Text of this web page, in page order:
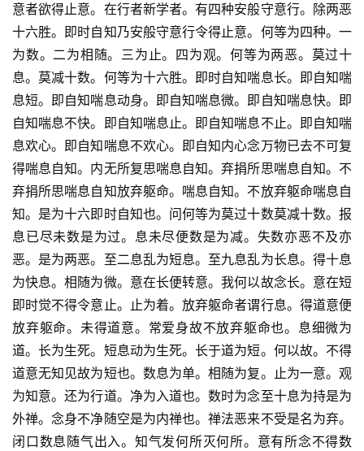
意者欲得止意。在行者新学者。有四种安般守意行。除两恶
十六胜。即时自知乃安般守意行令得止意。何等为四种。一
为数。二为相随。三为止。四为观。何等为两恶。莫过十
息。莫减十数。何等为十六胜。即时自知喘息长。即自知喘
息短。即自知喘息动身。即自知喘息微。即自知喘息快。即
自知喘息不快。即自知喘息止。即自知喘息不止。即自知喘
息欢心。即自知喘息不欢心。即自知内心念万物已去不可复
得喘息自知。内无所复思喘息自知。弃捐所思喘息自知。不
弃捐所思喘息自知放弃躯命。喘息自知。不放弃躯命喘息自
知。是为十六即时自知也。问何等为莫过十数莫减十数。报
息已尽未数是为过。息未尽便数是为减。失数亦恶不及亦
恶。是为两恶。至二息乱为短息。至九息乱为长息。得十息
为快息。相随为微。意在长便转意。我何以故念长。意在短
即时觉不得令意止。止为着。放弃躯命者谓行息。得道意便
放弃躯命。未得道意。常爱身故不放弃躯命也。息细微为
道。长为生死。短息动为生死。长于道为短。何以故。不得
道意无知见故为短也。数息为单。相随为复。止为一意。观
为知意。还为行道。净为入道也。数时为念至十息为持是为
外禅。念身不净随空是为内禅也。禅法恶来不受是名为弃。
闭口数息随气出入。知气发何所灭何所。意有所念不得数